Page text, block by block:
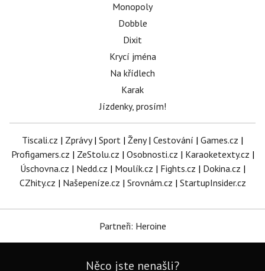
Monopoly
Dobble
Dixit
Krycí jména
Na křídlech
Karak
Jízdenky, prosím!
Tiscali.cz | Zprávy| Sport | Ženy| Cestování | Games.cz |
Profigamers.cz | ZeStolu.cz | Osobnosti.cz | Karaoketexty.cz |
Úschovna.cz | Nedd.cz | Moulík.cz | Fights.cz | Dokina.cz |
CZhity.cz | Našepeníze.cz | Srovnám.cz | StartupInsider.cz
Partneři: Heroine
Něco jste nenašli?